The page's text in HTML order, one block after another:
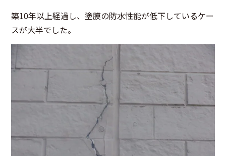
築10年以上経過し、塗膜の防水性能が低下しているケー
スが大半でした。